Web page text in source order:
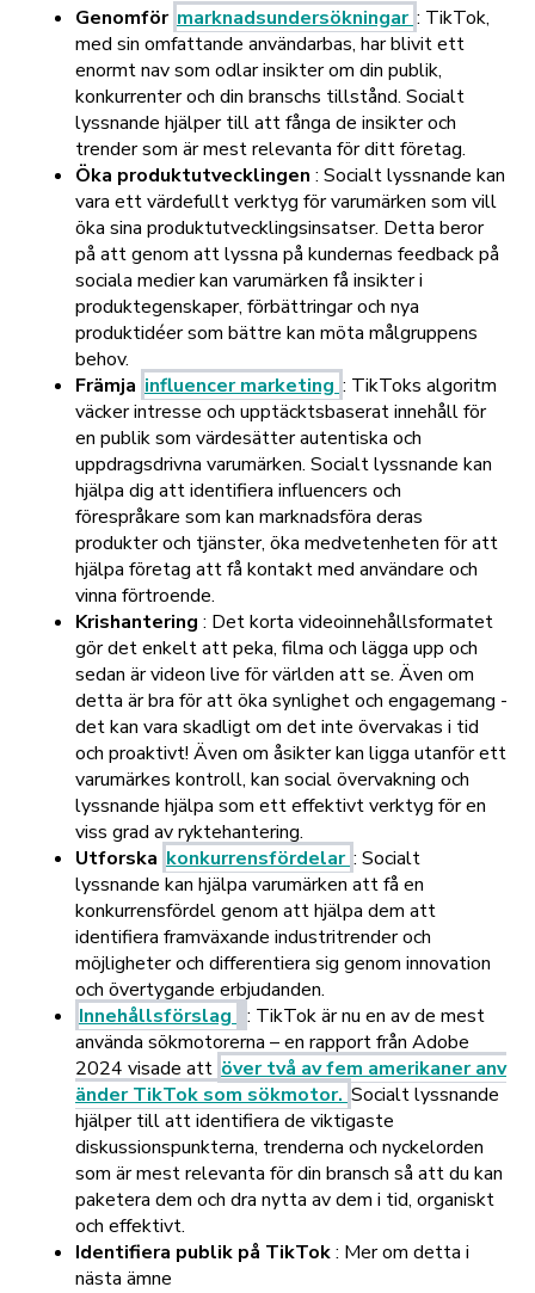
Genomför marknadsundersökningar : TikTok,
med sin omfattande användarbas, har blivit ett
enormt nav som odlar insikter om din publik,
konkurrenter och din branschs tillstånd. Socialt
lyssnande hjälper till att fånga de insikter och
trender som är mest relevanta för ditt företag.
Öka produktutvecklingen : Socialt lyssnande kan
vara ett värdefullt verktyg för varumärken som vill
öka sina produktutvecklingsinsatser. Detta beror
på att genom att lyssna på kundernas feedback på
sociala medier kan varumärken få insikter i
produktegenskaper, förbättringar och nya
produktidéer som bättre kan möta målgruppens
behov.
Främja influencer marketing : TikToks algoritm
väcker intresse och upptäcktsbaserat innehåll för
en publik som värdesätter autentiska och
uppdragsdrivna varumärken. Socialt lyssnande kan
hjälpa dig att identifiera influencers och
förespråkare som kan marknadsföra deras
produkter och tjänster, öka medvetenheten för att
hjälpa företag att få kontakt med användare och
vinna förtroende.
Krishantering : Det korta videoinnehållsformatet
gör det enkelt att peka, filma och lägga upp och
sedan är videon live för världen att se. Även om
detta är bra för att öka synlighet och engagemang -
det kan vara skadligt om det inte övervakas i tid
och proaktivt! Även om åsikter kan ligga utanför ett
varumärkes kontroll, kan social övervakning och
lyssnande hjälpa som ett effektivt verktyg för en
viss grad av ryktehantering.
Utforska konkurrensfördelar : Socialt
lyssnande kan hjälpa varumärken att få en
konkurrensfördel genom att hjälpa dem att
identifiera framväxande industritrender och
möjligheter och differentiera sig genom innovation
och övertygande erbjudanden.
Innehållsförslag
: TikTok är nu en av de mest
använda sökmotorerna – en rapport från Adobe
2024 visade att över två av fem amerikaner anv
änder TikTok som sökmotor. Socialt lyssnande
hjälper till att identifiera de viktigaste
diskussionspunkterna, trenderna och nyckelorden
som är mest relevanta för din bransch så att du kan
paketera dem och dra nytta av dem i tid, organiskt
och effektivt.
Identifiera publik på TikTok: Mer om detta i
nästa ämne